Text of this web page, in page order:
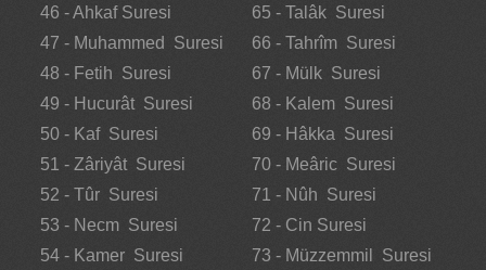
46 - Ahkaf Suresi
47 - Muhammed Suresi
48 - Fetih Suresi
49 - Hucurât Suresi
50 - Kaf Suresi
51 - Zâriyât Suresi
52 - Tûr Suresi
53 - Necm Suresi
54 - Kamer Suresi
65 - Talâk Suresi
66 - Tahrîm Suresi
67 - Mülk Suresi
68 - Kalem Suresi
69 - Hâkka Suresi
70 - Meâric Suresi
71 - Nûh Suresi
72 - Cin Suresi
73 - Müzzemmil Suresi